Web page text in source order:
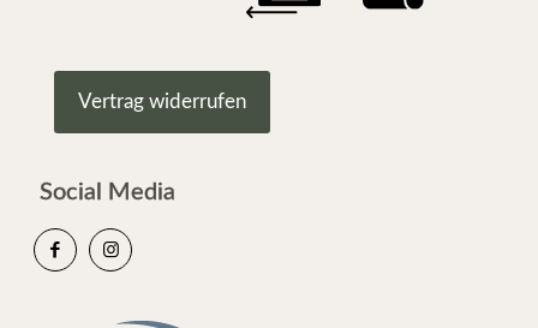
Vertrag widerrufen
Social Media